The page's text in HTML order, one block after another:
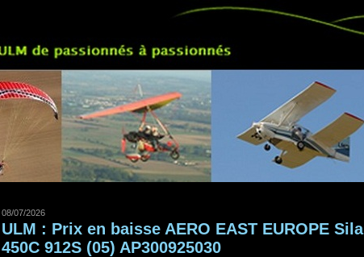
08/07/2026
ULM : Prix en baisse AERO EAST EUROPE Sila
450C 912S (05) AP300925030